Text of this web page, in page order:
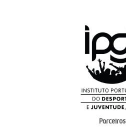
Parceiros